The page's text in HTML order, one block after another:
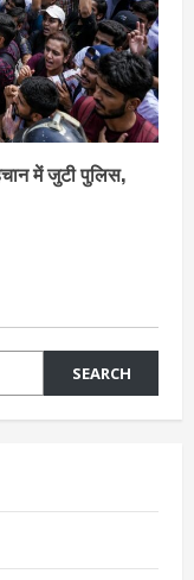
में जुटी पुलिस,
SEARCH